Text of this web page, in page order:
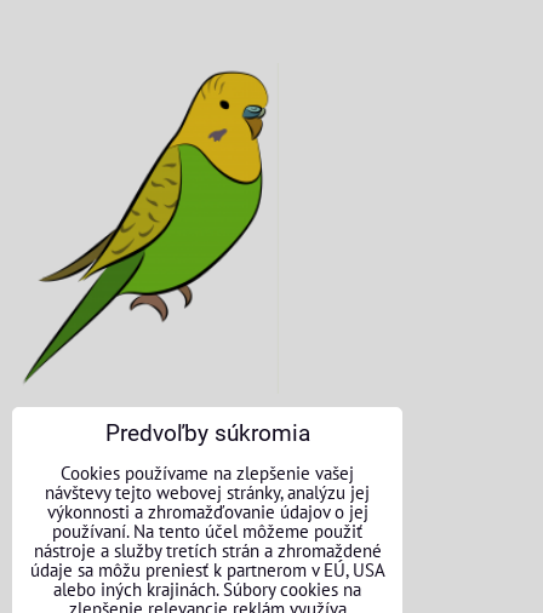
KONTAKTNÉ ÚDAJE
O nás
Kontakt
Požičovňa náradia
Predvoľby súkromia
Cookies používame na zlepšenie vašej
návštevy tejto webovej stránky, analýzu jej
výkonnosti a zhromažďovanie údajov o jej
používaní. Na tento účel môžeme použiť
nástroje a služby tretích strán a zhromaždené
údaje sa môžu preniesť k partnerom v EÚ, USA
alebo iných krajinách. Súbory cookies na